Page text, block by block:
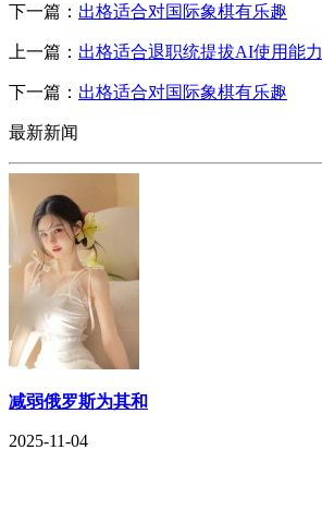
下一篇： 出格适合对国际象棋有乐趣
上一篇： 出格适合退职统提拔AI使用能力
下一篇： 出格适合对国际象棋有乐趣
最新新闻
减弱俄罗斯为其和
2025-11-04